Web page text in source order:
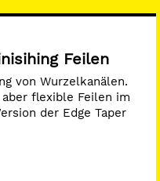
Feilen
von Wurzelkanälen.
flexible Feilen im
der Edge Taper